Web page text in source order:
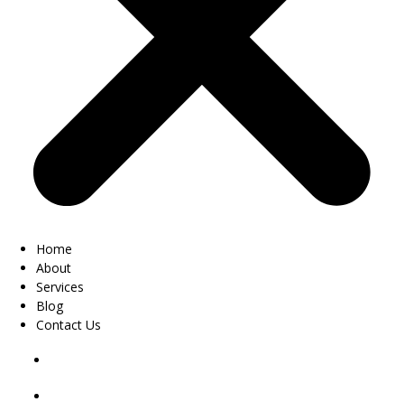
Home
About
Services
Blog
Contact Us